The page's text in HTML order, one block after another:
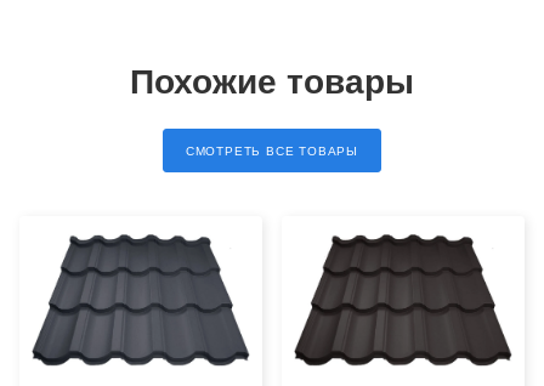
Похожие товары
СМОТРЕТЬ ВСЕ ТОВАРЫ